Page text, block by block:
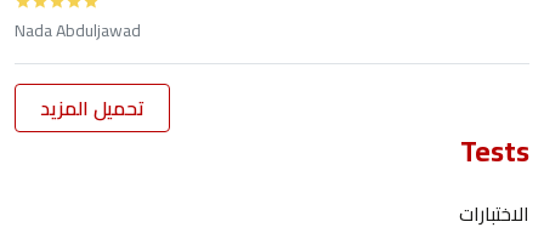
Tests
الاختبارات
Nada Abduljawad
تحميل المزيد